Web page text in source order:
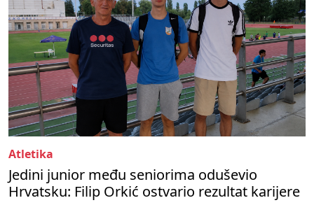
Atletika
Jedini junior među seniorima oduševio
Hrvatsku: Filip Orkić ostvario rezultat karijere